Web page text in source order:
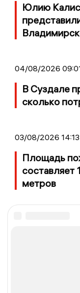
Юлию
04/08/2026
В Суздале
сколько
03/08/2026 14:13
Площадь
составляет
метров